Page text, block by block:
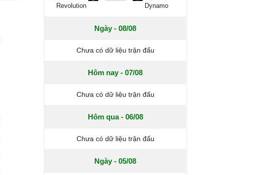
Revolution
Dynamo
Ngày - 08/08
Chưa có dữ liệu trận đấu
Hôm nay - 07/08
Chưa có dữ liệu trận đấu
Hôm qua - 06/08
Chưa có dữ liệu trận đấu
Ngày - 05/08